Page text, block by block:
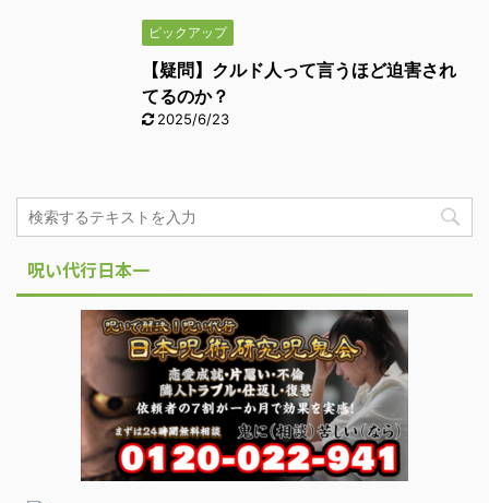
ピックアップ
【疑問】クルド人って言うほど迫害され
てるのか？
2025/6/23
呪い代行日本一